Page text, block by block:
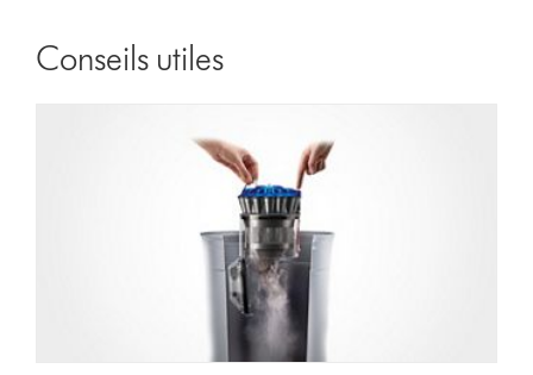
Conseils utiles